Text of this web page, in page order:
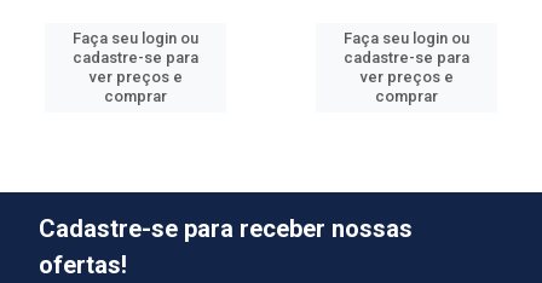
Faça seu login ou
cadastre-se para
ver preços e
comprar
Faça seu login ou
cadastre-se para
ver preços e
comprar
Cadastre-se para receber nossas
ofertas!